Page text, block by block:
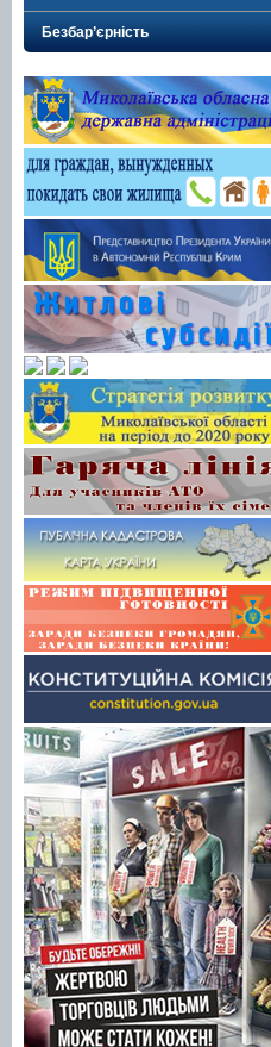
Безбар’єрність